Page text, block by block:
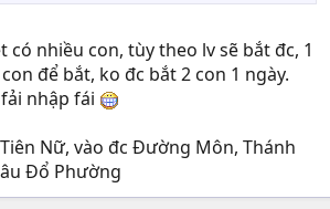
có nhiều con, tùy theo lv sẽ bắt đc, 1
để bắt, ko đc bắt 2 con 1 ngày.
nhập fái
Nữ, vào đc Đường Môn, Thánh
Đổ Phường